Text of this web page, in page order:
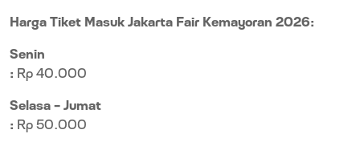
Harga Tiket Masuk Jakarta Fair Kemayoran 2026:
Senin
: Rp 40.000
Selasa – Jumat
: Rp 50.000